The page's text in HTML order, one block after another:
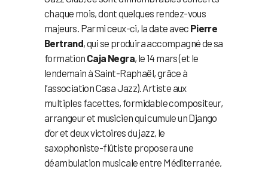
chaque mois, dont quelques rendez-vous
majeurs. Parmi ceux-ci, la date avec Pierre
Bertrand, qui se produira accompagné de sa
formation Caja Negra, le 14 mars (et le
lendemain à Saint-Raphaël, grâce à
l’association Casa Jazz). Artiste aux
multiples facettes, formidable compositeur,
arrangeur et musicien qui cumule un Django
d’or et deux victoires du jazz, le
saxophoniste-flûtiste proposera une
déambulation musicale entre Méditerranée,